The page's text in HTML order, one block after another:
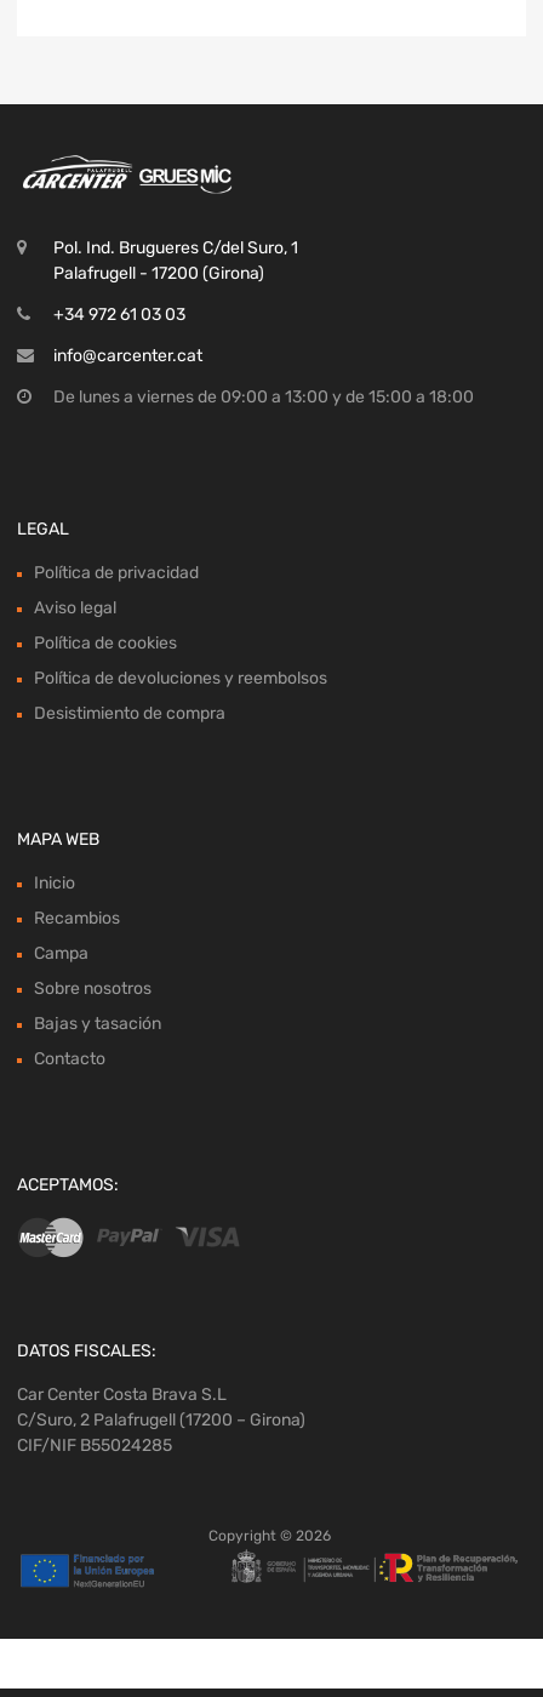
Pol. Ind. Brugueres C/del Suro, 1
Palafrugell - 17200 (Girona)
+34 972 61 03 03
info@carcenter.cat
De lunes a viernes de 09:00 a 13:00 y de 15:00 a 18:00
LEGAL
Política de privacidad
Aviso legal
Política de cookies
Política de devoluciones y reembolsos
Desistimiento de compra
MAPA WEB
Inicio
Recambios
Campa
Sobre nosotros
Bajas y tasación
Contacto
ACEPTAMOS:
DATOS FISCALES:
Car Center Costa Brava S.L
C/Suro, 2 Palafrugell (17200 – Girona)
CIF/NIF B55024285
Copyright © 2026